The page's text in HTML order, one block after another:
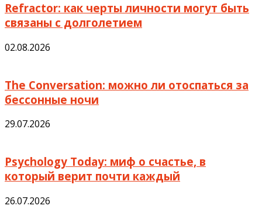
Refractor: как черты личности могут быть
связаны с долголетием
02.08.2026
The Conversation: можно ли отоспаться за
бессонные ночи
29.07.2026
Psychology Today: миф о счастье, в
который верит почти каждый
26.07.2026